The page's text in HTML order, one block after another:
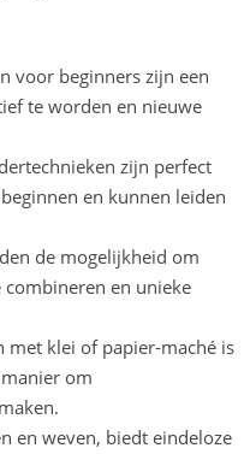
voor beginners zijn een
te worden en nieuwe
zijn perfect
en kunnen leiden
de mogelijkheid om
en unieke
met klei of papier-maché is
om
en weven, biedt eindeloze